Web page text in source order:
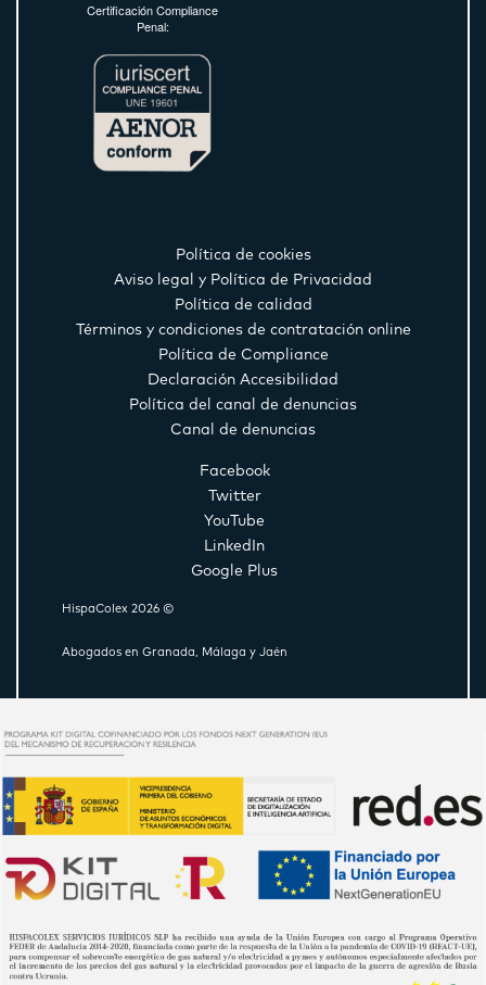
Certificación Compliance
Penal:
Política de cookies
Aviso legal y Política de Privacidad
Política de calidad
Términos y condiciones de contratación online
Política de Compliance
Declaración Accesibilidad
Política del canal de denuncias
Canal de denuncias
Facebook
Twitter
YouTube
LinkedIn
Google Plus
HispaColex 2026 ©
Abogados en Granada, Málaga y Jaén